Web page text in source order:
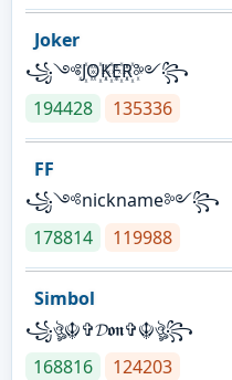
Joker
꧁༺J꙰O꙰K꙰E꙰R꙰༻꧂
194428
135336
FF
꧁༺nickname༻꧂
178814
119988
Simbol
꧁ঔৣ☬✞𝓓𝖔𝖓✞☬ঔৣ꧂
168816
124203